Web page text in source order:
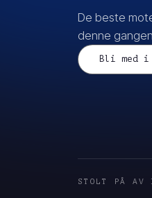
De beste
denne
Bli med i
STOLT PÅ AV